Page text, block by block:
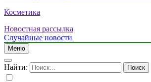
Косметика
Новостная рассылка
Случайные новости
Меню
Найти: